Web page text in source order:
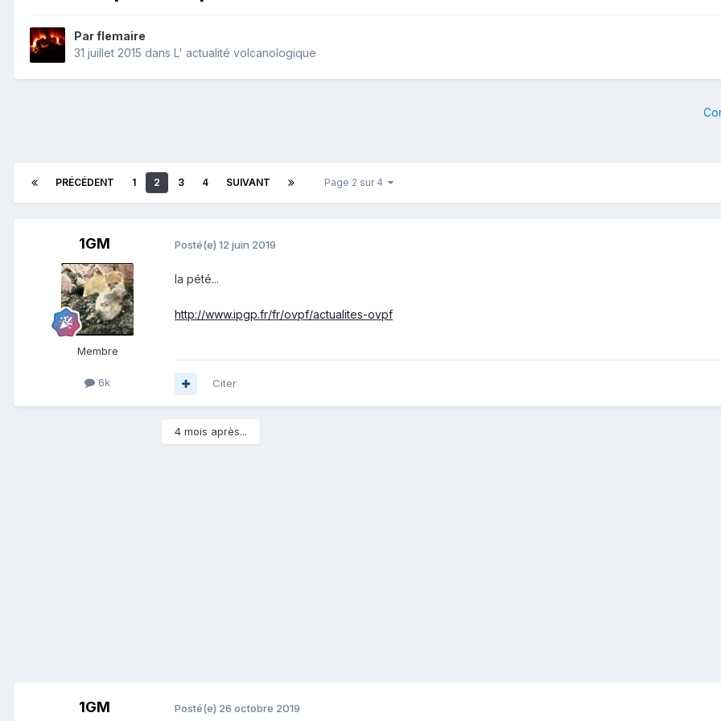
Parflemaire
31 juillet 2015 dans L' actualité volcanologique
PRÉCÉDENT 1 2 3 4 SUIVANT Page 2 sur 4
1GM
Membre
6k
Posté(e) 12 juin 2019
la pété...
http://www.ipgp.fr/fr/ovpf/actualites-ovpf
Citer
4 mois après...
1GM Posté(e) 26 octobre 2019